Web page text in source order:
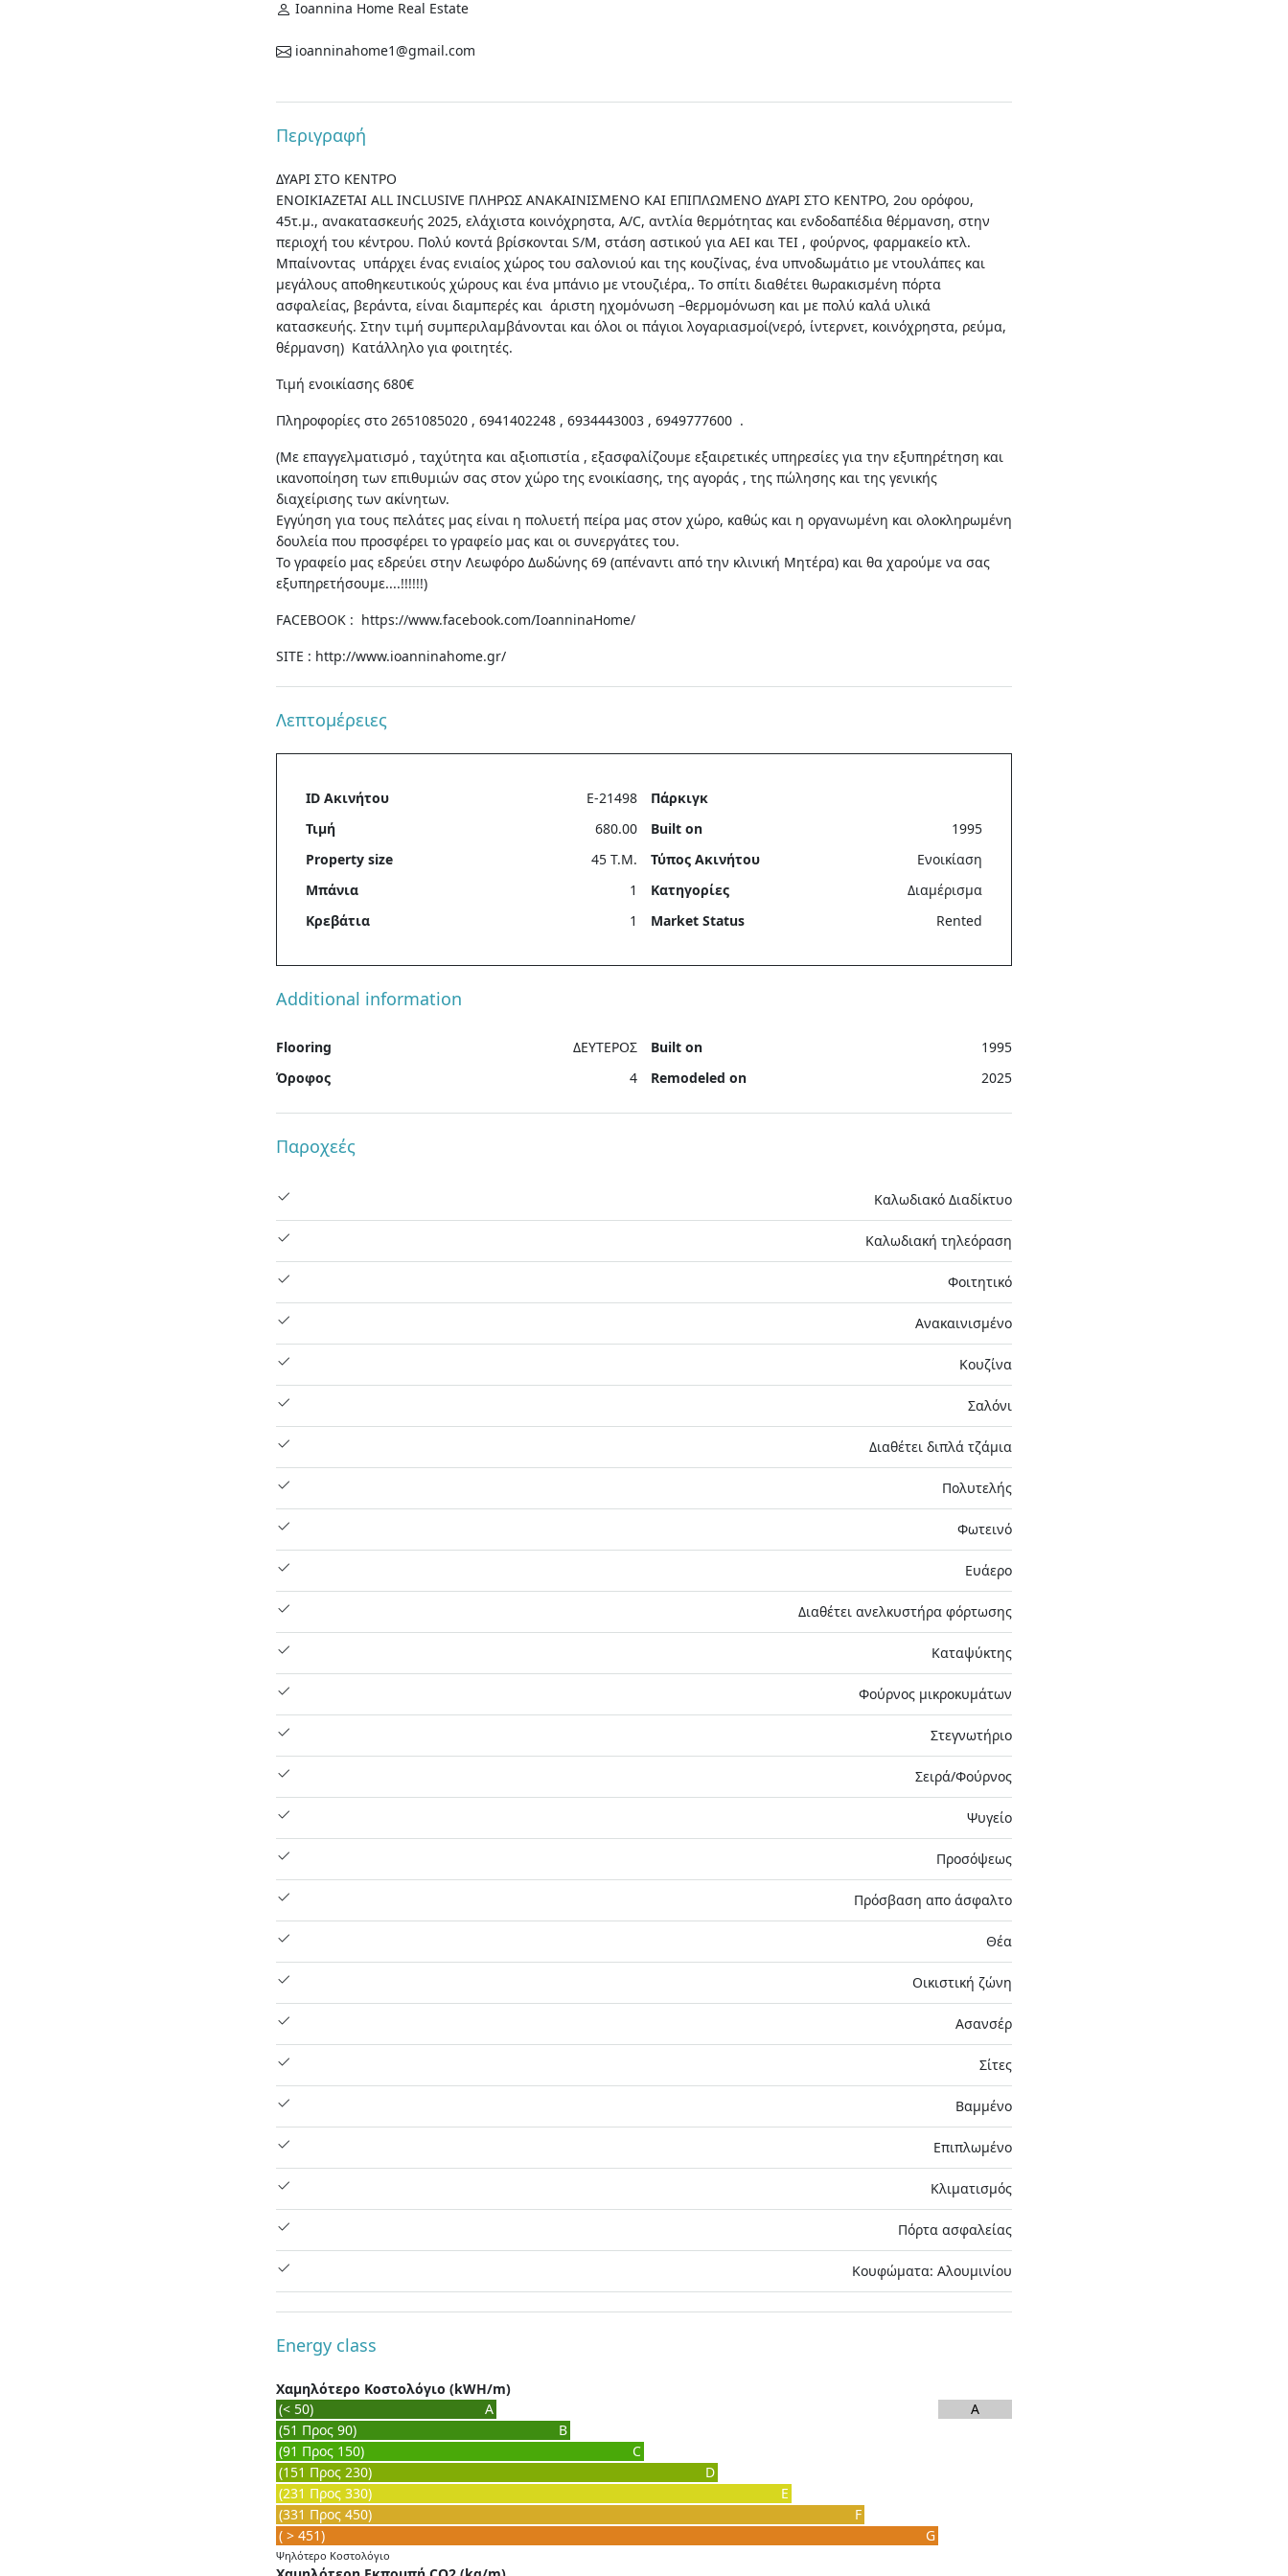
Ioannina Home Real Estate
ioanninahome1@gmail.com
Περιγραφή
ΔΥΑΡΙ ΣΤΟ ΚΕΝΤΡΟ
ENOIKIAZETAI ALL INCLUSIVE ΠΛΗΡΩΣ ΑΝΑΚΑΙΝΙΣΜΕΝΟ ΚΑΙ ΕΠΙΠΛΩΜΕΝΟ ΔΥΑΡΙ ΣΤΟ ΚΕΝΤΡΟ, 2ου ορόφου,
45τ.μ., ανακατασκευής 2025, ελάχιστα κοινόχρηστα, A/C, αντλία θερμότητας και ενδοδαπέδια θέρμανση, στην
περιοχή του κέντρου. Πολύ κοντά βρίσκονται S/M, στάση αστικού για ΑΕΙ και ΤΕΙ , φούρνος, φαρμακείο κτλ.
Μπαίνοντας υπάρχει ένας ενιαίος χώρος του σαλονιού και της κουζίνας, ένα υπνοδωμάτιο με ντουλάπες και
μεγάλους αποθηκευτικούς χώρους και ένα μπάνιο με ντουζιέρα,. Το σπίτι διαθέτει θωρακισμένη πόρτα
ασφαλείας, βεράντα, είναι διαμπερές και άριστη ηχομόνωση –θερμομόνωση και με πολύ καλά υλικά
κατασκευής. Στην τιμή συμπεριλαμβάνονται και όλοι οι πάγιοι λογαριασμοί(νερό, ίντερνετ, κοινόχρηστα, ρεύμα,
θέρμανση) Κατάλληλο για φοιτητές.
Τιμή ενοικίασης 680€
Πληροφορίες στο 2651085020 , 6941402248 , 6934443003 , 6949777600 .
(Με επαγγελματισμό , ταχύτητα και αξιοπιστία , εξασφαλίζουμε εξαιρετικές υπηρεσίες για την εξυπηρέτηση και
ικανοποίηση των επιθυμιών σας στον χώρο της ενοικίασης, της αγοράς , της πώλησης και της γενικής
διαχείρισης των ακίνητων.
Εγγύηση για τους πελάτες μας είναι η πολυετή πείρα μας στον χώρο, καθώς και η οργανωμένη και ολοκληρωμένη
δουλεία που προσφέρει το γραφείο μας και οι συνεργάτες του.
Το γραφείο μας εδρεύει στην Λεωφόρο Δωδώνης 69 (απέναντι από την κλινική Μητέρα) και θα χαρούμε να σας
εξυπηρετήσουμε....!!!!!!)
FACEBOOK : https://www.facebook.com/IoanninaHome/
SITE : http://www.ioanninahome.gr/
Λεπτομέρειες
ID Ακινήτου
Ε-21498
Τιμή
680.00
Property size
45 T.M.
Μπάνια
1
Κρεβάτια
1
Πάρκιγκ
Built on
1995
Τύπος Ακινήτου
Ενοικίαση
Κατηγορίες
Διαμέρισμα
Market Status
Rented
Additional information
Flooring
ΔΕΥΤΕΡΟΣ
Όροφος
4
Built on
1995
Remodeled on
2025
Παροχεές
Καλωδιακό Διαδίκτυο
Καλωδιακή τηλεόραση
Φοιτητικό
Ανακαινισμένο
Κουζίνα
Σαλόνι
Διαθέτει διπλά τζάμια
Πολυτελής
Φωτεινό
Ευάερο
Διαθέτει ανελκυστήρα φόρτωσης
Καταψύκτης
Φούρνος μικροκυμάτων
Στεγνωτήριο
Σειρά/Φούρνος
Ψυγείο
Προσόψεως
Πρόσβαση απο άσφαλτο
Θέα
Οικιστική ζώνη
Ασανσέρ
Σίτες
Βαμμένο
Επιπλωμένο
Κλιματισμός
Πόρτα ασφαλείας
Κουφώματα: Αλουμινίου
Energy class
Χαμηλότερο Κοστολόγιο (kWH/m)
(< 50)
A
(51 Προς 90)
B
(91 Προς 150)
C
(151 Προς 230)
D
(231 Προς 330)
E
(331 Προς 450)
F
( > 451)
G
A
Ψηλότερο Κοστολόγιο